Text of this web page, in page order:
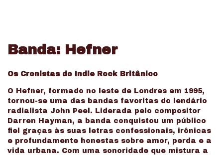
Banda: Hefner
Os Cronistas do Indie Rock Britânico
O Hefner, formado no leste de Londres em 1995,
tornou-se uma das bandas favoritas do lendário
radialista John Peel. Liderada pelo compositor
Darren Hayman, a banda conquistou um público
fiel graças às suas letras confessionais, irônicas
e profundamente honestas sobre amor, perda e a
vida urbana. Com uma sonoridade que mistura a